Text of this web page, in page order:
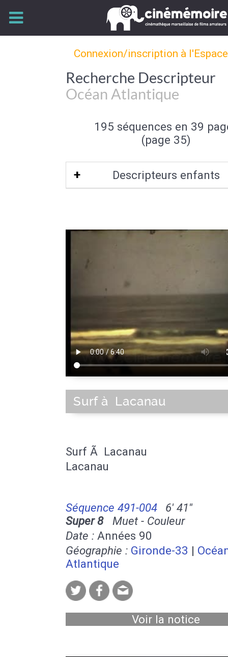
Connexion/inscription à
Recherche Descripteur
Océan Atlantique
195 séquences en 39
(page 35)
Descripteurs enfants
Surf à Lacanau
Surf Ã Lacanau
Lacanau
Séquence 491-004
6' 41''
Super 8Muet - Couleur
Date : Années 90
Géographie : Gironde-33 |
Atlantique
Voir la notice